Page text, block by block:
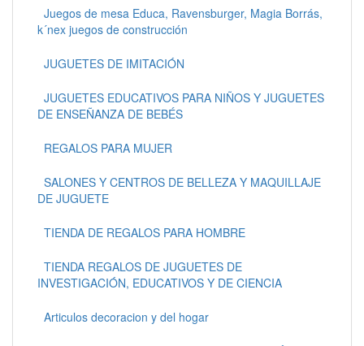
Juegos de mesa Educa, Ravensburger, Magia Borrás,
k´nex juegos de construcción
JUGUETES DE IMITACIÓN
JUGUETES EDUCATIVOS PARA NIÑOS Y JUGUETES
DE ENSEÑANZA DE BEBÉS
REGALOS PARA MUJER
SALONES Y CENTROS DE BELLEZA Y MAQUILLAJE
DE JUGUETE
TIENDA DE REGALOS PARA HOMBRE
TIENDA REGALOS DE JUGUETES DE
INVESTIGACIÓN, EDUCATIVOS Y DE CIENCIA
Articulos decoracion y del hogar